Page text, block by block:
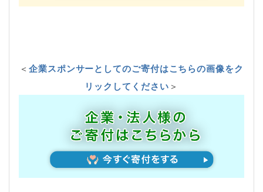
＜企業スポンサーとしてのご寄付はこちらの画像をク
リックしてください＞